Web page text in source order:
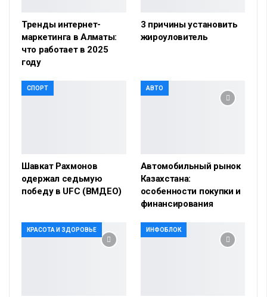
Тренды интернет-
маркетинга в Алматы:
что работает в 2025
году
3 причины установить
жироуловитель
СПОРТ
Шавкат Рахмонов
одержал седьмую
победу в UFC (ВМДЕО)
АВТО
Автомобильный рынок
Казахстана:
особенности покупки и
финансирования
КРАСОТА И ЗДОРОВЬЕ ИНФОБЛОК